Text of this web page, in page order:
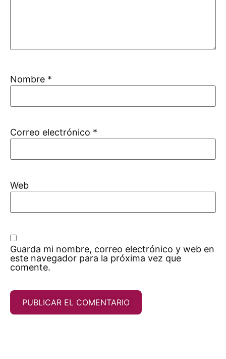
Nombre *
Correo electrónico *
Web
Guarda mi nombre, correo electrónico y web en
este navegador para la próxima vez que
comente.